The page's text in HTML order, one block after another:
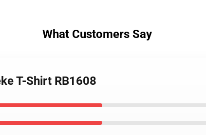
What Customers Say
T-Shirt RB1608